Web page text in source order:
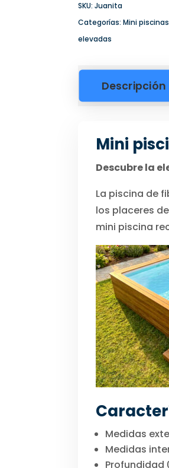
SKU: Juanita
Categorías: Mini
elevadas
Descripción
Mini
Descubre la
La piscina de
los placeres
mini piscina
Medidas
Medidas
Profundidad